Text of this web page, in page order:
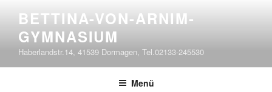
springen
BETTINA-VON-ARNIM-
GYMNASIUM
Haberlandstr.14, 41539 Dormagen, Tel.02133-245530
Menü